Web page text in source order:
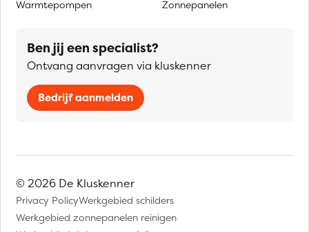
Warmtepompen
Zonnepanelen
Ben jij een specialist?
Ontvang aanvragen via kluskenner
Bedrijf aanmelden
© 2026 De Kluskenner
Privacy PolicyWerkgebied schilders
Werkgebied zonnepanelen reinigen